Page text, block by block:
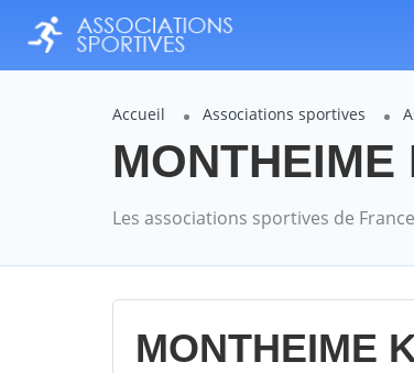
Accueil Associations sportives
Les associations sportives de France
MONTHEIME